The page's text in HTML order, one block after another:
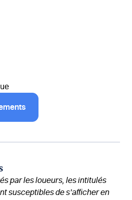
par les loueurs, les intitulés
susceptibles de s’afficher en